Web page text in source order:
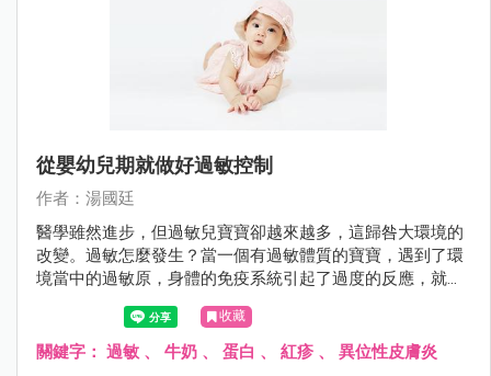
從嬰幼兒期就做好過敏控制
作者：湯國廷
醫學雖然進步，但過敏兒寶寶卻越來越多，這歸咎大環境的
改變。過敏怎麼發生？當一個有過敏體質的寶寶，遇到了環
境當中的過敏原，身體的免疫系統引起了過度的反應，就產
生了過敏症狀。
收藏
關鍵字： 過敏 、 牛奶 、 蛋白 、 紅疹 、 異位性皮膚炎